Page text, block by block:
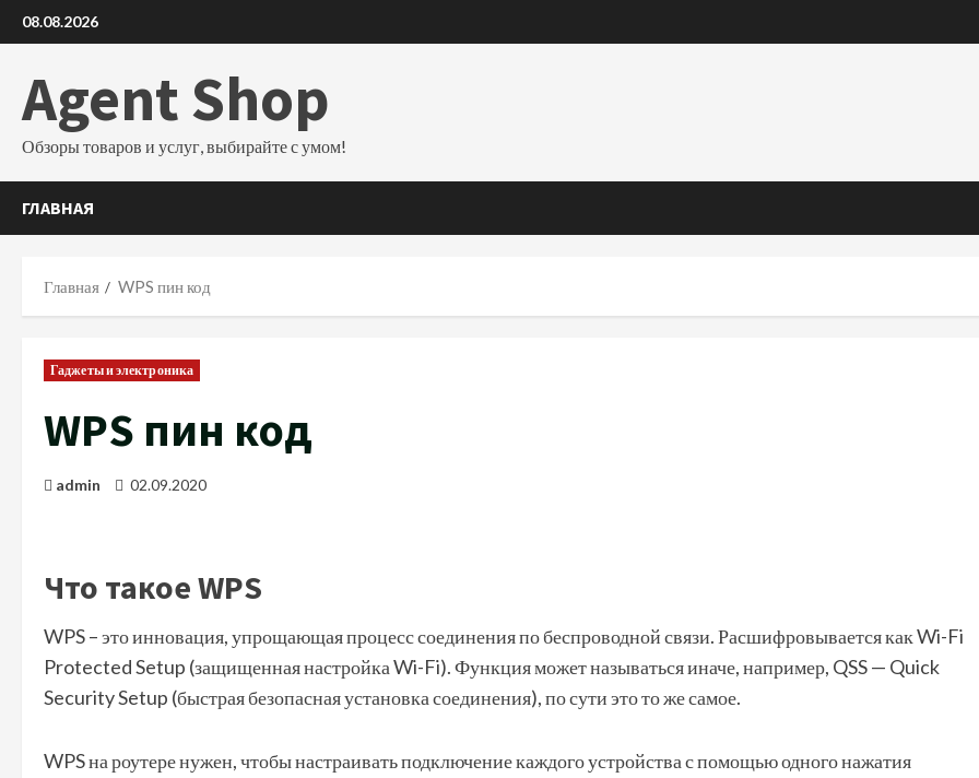
Перейти
к
08.08.2026
Agent Shop
Обзоры товаров и услуг, выбирайте с умом!
ГЛАВНАЯ
Главная WPS пин код
Гаджеты и электроника
WPS пин код
admin 02.09.2020
Что такое WPS
WPS – это инновация, упрощающая процесс соединения по беспроводной связи. Расшифровывается как Wi-Fi
Protected Setup (защищенная настройка Wi-Fi). Функция может называться иначе, например, QSS — Quick
Security Setup (быстрая безопасная установка соединения), по сути это то же самое.
WPS на роутере нужен, чтобы настраивать подключение каждого устройства с помощью одного нажатия